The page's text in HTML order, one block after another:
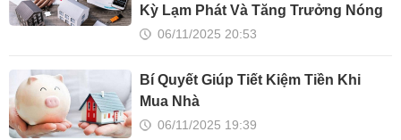
Kỳ Lạm Phát Và Tăng Trưởng Nóng
06/11/2025 20:53
Bí Quyết Giúp Tiết Kiệm Tiền Khi
Mua Nhà
06/11/2025 19:39